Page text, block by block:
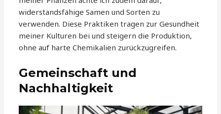
widerstandsfähige Samen und Sorten zu
verwenden. Diese Praktiken tragen zur Gesundheit
meiner Kulturen bei und steigern die Produktion,
ohne auf harte Chemikalien zurückzugreifen.
Gemeinschaft und
Nachhaltigkeit